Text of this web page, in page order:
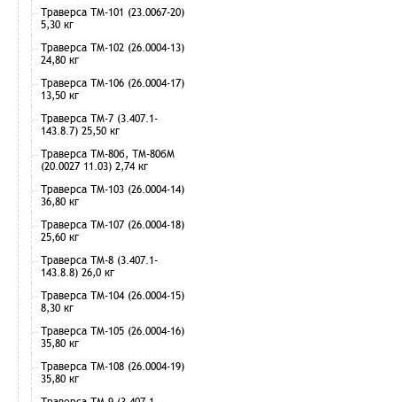
Траверса ТМ-101 (23.0067-20)
5,30 кг
Траверса ТМ-102 (26.0004-13)
24,80 кг
Траверса ТМ-106 (26.0004-17)
13,50 кг
Траверса ТМ-7 (3.407.1-
143.8.7) 25,50 кг
Траверса ТМ-80б, ТМ-80бМ
(20.0027 11.03) 2,74 кг
Траверса ТМ-103 (26.0004-14)
36,80 кг
Траверса ТМ-107 (26.0004-18)
25,60 кг
Траверса ТМ-8 (3.407.1-
143.8.8) 26,0 кг
Траверса ТМ-104 (26.0004-15)
8,30 кг
Траверса ТМ-105 (26.0004-16)
35,80 кг
Траверса ТМ-108 (26.0004-19)
35,80 кг